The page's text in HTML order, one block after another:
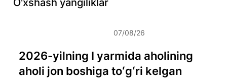
2026-yilning I yarmida aholining
aholi jon boshiga toʻgʻri kelgan
07/08/26